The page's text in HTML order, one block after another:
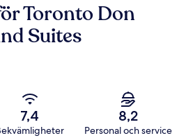
Toronto Don
Suites
7,4 8,2
Personal och service